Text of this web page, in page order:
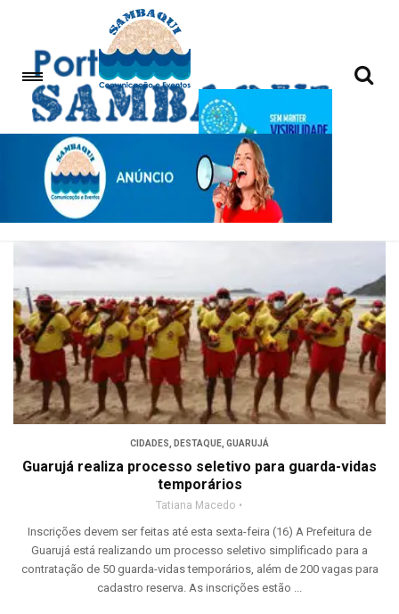
temporada
CIDADES, DESTAQUE, GUARUJÁ
Guarujá realiza processo seletivo para guarda-vidas
temporários
Tatiana Macedo
Inscrições devem ser feitas até esta sexta-feira (16) A Prefeitura de
Guarujá está realizando um processo seletivo simplificado para a
contratação de 50 guarda-vidas temporários, além de 200 vagas para
cadastro reserva. As inscrições estão ...